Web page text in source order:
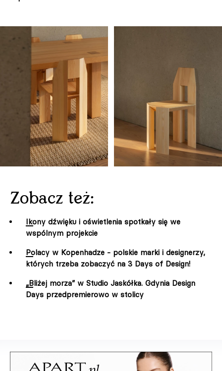
Zobacz też:
Ikony dźwięku i oświetlenia spotkały się we
wspólnym projekcie
Polacy w Kopenhadze - polskie marki i designerzy,
których trzeba zobaczyć na 3 Days of Design!
„Bliżej morza” w Studio Jaskółka. Gdynia Design
Days przedpremierowo w stolicy